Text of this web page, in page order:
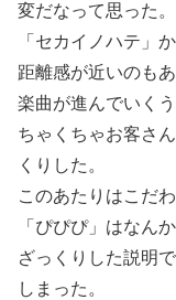
変だなって思った。
「セカイノハテ」
距離感が近いのも
楽曲が進んでいく
ちゃくちゃお客さ
くりした。
このあたりはこだ
「ぴぴぴ」はなん
ざっくりした説明
しまった。